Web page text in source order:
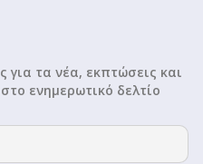
για τα νέα, εκπτώσεις και
ενημερωτικό δελτίο